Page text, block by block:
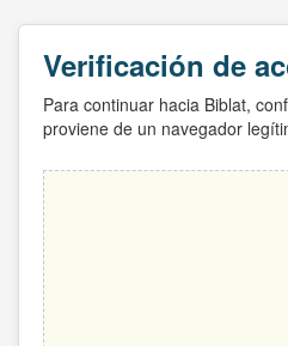
Verificación de
Para continuar hacia Biblat,
proviene de un navegador